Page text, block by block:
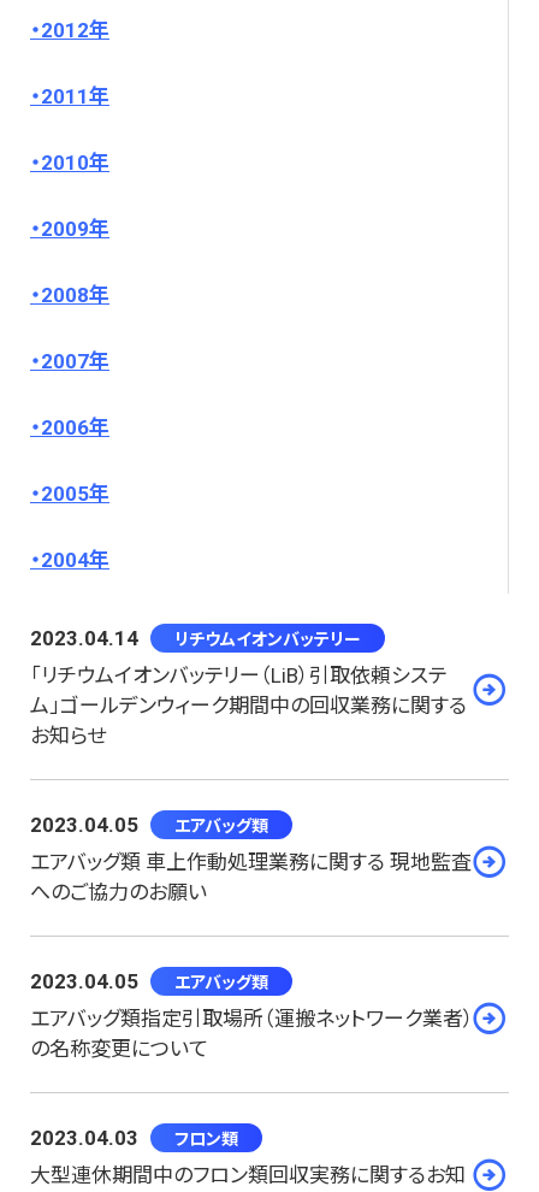
2012年
2011年
2010年
2009年
2008年
2007年
2006年
2005年
2004年
2023.04.14 リチウムイオンバッテリー
「リチウムイオンバッテリー（LiB）引取依頼システ
ム」ゴールデンウィーク期間中の回収業務に関する
お知らせ
2023.04.05 エアバッグ類
エアバッグ類 車上作動処理業務に関する 現地監査
へのご協力のお願い
2023.04.05 エアバッグ類
エアバッグ類指定引取場所（運搬ネットワーク業者）
の名称変更について
2023.04.03 フロン類
大型連休期間中のフロン類回収実務に関するお知